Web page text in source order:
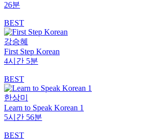
26분
BEST
강승혜
First Step Korean
4시간 5분
BEST
한상미
Learn to Speak Korean 1
5시간 56분
BEST